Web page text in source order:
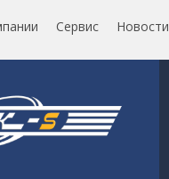
Сервис Новости